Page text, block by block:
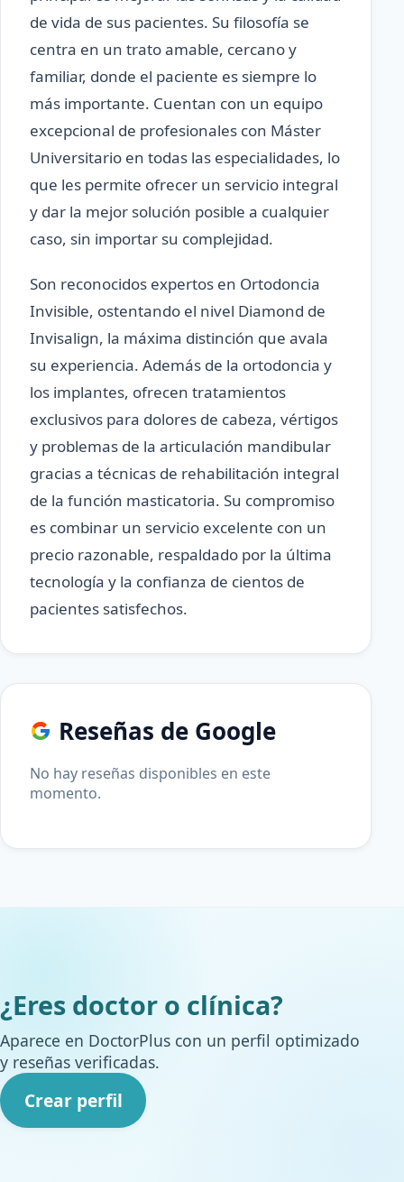
de vida de sus pacientes. Su filosofía se
centra en un trato amable, cercano y
familiar, donde el paciente es siempre lo
más importante. Cuentan con un equipo
excepcional de profesionales con Máster
Universitario en todas las especialidades, lo
que les permite ofrecer un servicio integral
y dar la mejor solución posible a cualquier
caso, sin importar su complejidad.
Son reconocidos expertos en Ortodoncia
Invisible, ostentando el nivel Diamond de
Invisalign, la máxima distinción que avala
su experiencia. Además de la ortodoncia y
los implantes, ofrecen tratamientos
exclusivos para dolores de cabeza, vértigos
y problemas de la articulación mandibular
gracias a técnicas de rehabilitación integral
de la función masticatoria. Su compromiso
es combinar un servicio excelente con un
precio razonable, respaldado por la última
tecnología y la confianza de cientos de
pacientes satisfechos.
Reseñas de Google
No hay reseñas disponibles en este
momento.
¿Eres doctor o clínica?
Aparece en DoctorPlus con un perfil optimizado
y reseñas verificadas.
Crear perfil